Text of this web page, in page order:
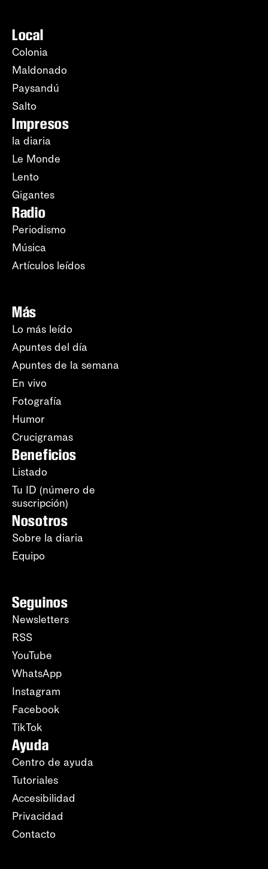
Local
Colonia
Maldonado
Paysandú
Salto
Impresos
la diaria
Le Monde
Lento
Gigantes
Radio
Periodismo
Música
Artículos leídos
Más
Lo más leído
Apuntes del día
Apuntes de la semana
En vivo
Fotografía
Humor
Crucigramas
Beneficios
Listado
Tu ID (número de
suscripción)
Nosotros
Sobre la diaria
Equipo
Seguinos
Newsletters
RSS
YouTube
WhatsApp
Instagram
Facebook
TikTok
Ayuda
Centro de ayuda
Tutoriales
Accesibilidad
Privacidad
Contacto